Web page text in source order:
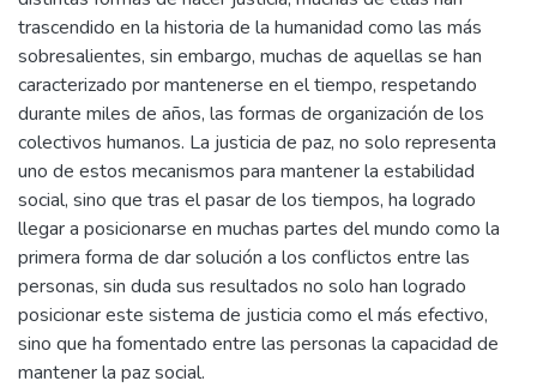
trascendido en la historia de la humanidad como las más
sobresalientes, sin embargo, muchas de aquellas se han
caracterizado por mantenerse en el tiempo, respetando
durante miles de años, las formas de organización de los
colectivos humanos. La justicia de paz, no solo representa
uno de estos mecanismos para mantener la estabilidad
social, sino que tras el pasar de los tiempos, ha logrado
llegar a posicionarse en muchas partes del mundo como la
primera forma de dar solución a los conflictos entre las
personas, sin duda sus resultados no solo han logrado
posicionar este sistema de justicia como el más efectivo,
sino que ha fomentado entre las personas la capacidad de
mantener la paz social.